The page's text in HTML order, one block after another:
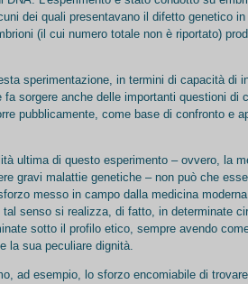
dei quali presentavano il difetto genetico
(il cui numero totale non è riportato)
sperimentazione, in termini di capacità di
fa sorgere anche delle importanti questioni di
pubblicamente, come base di confronto e
ultima di questo esperimento – ovvero, la
gravi malattie genetiche – non può che
messo in campo dalla medicina
senso si realizza, di fatto, in determinate
sotto il profilo etico, sempre avendo
la sua peculiare dignità.
ad esempio, lo sforzo encomiabile di